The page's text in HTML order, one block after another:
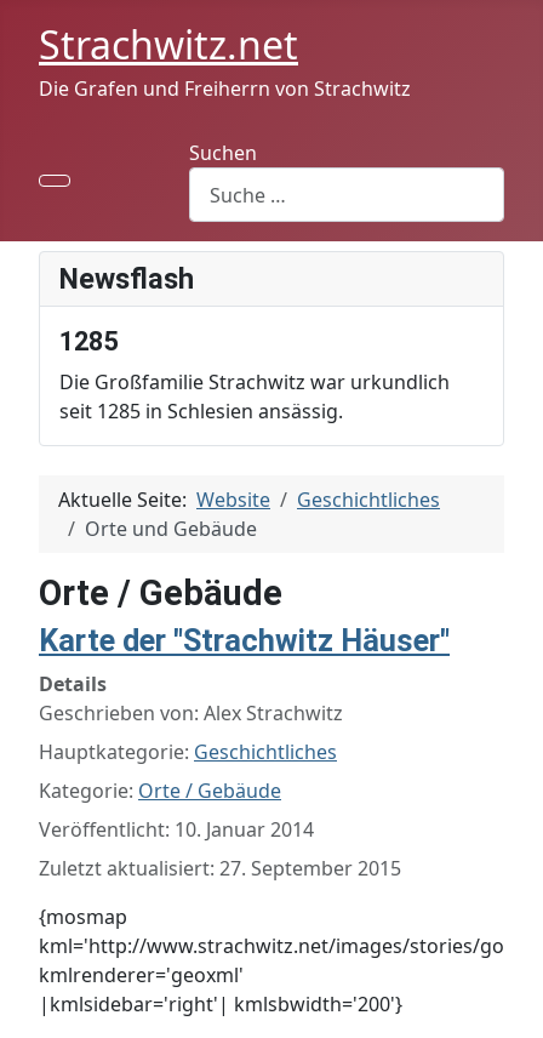
Strachwitz.net
Die Grafen und Freiherrn von Strachwitz
Suchen
Newsflash
1285
Die Großfamilie Strachwitz war urkundlich
seit 1285 in Schlesien ansässig.
Aktuelle Seite: Website
Geschichtliches
Orte und Gebäude
Orte / Gebäude
Karte der "Strachwitz Häuser"
Details
Geschrieben von: Alex Strachwitz
Hauptkategorie: Geschichtliches
Kategorie: Orte / Gebäude
Veröffentlicht: 10. Januar 2014
Zuletzt aktualisiert: 27. September 2015
{mosmap
kml='http://www.strachwitz.net/images/stories/
kmlrenderer='geoxml'
|kmlsidebar='right'| kmlsbwidth='200'}